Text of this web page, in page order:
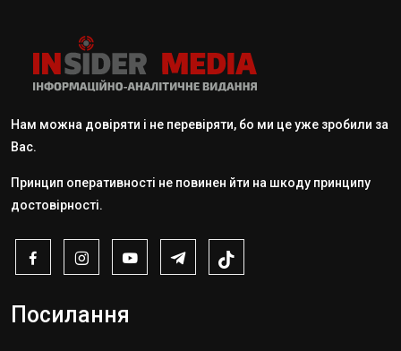
Нам можна довіряти і не перевіряти, бо ми це уже зробили за
Вас.
Принцип оперативності не повинен йти на шкоду принципу
достовірності.
Посилання